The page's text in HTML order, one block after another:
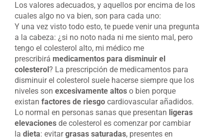
Los valores adecuados, y aquellos por encima de los
cuales algo no va bien, son para cada uno:
Y una vez visto todo esto, te puede venir una pregunta
a la cabeza: ¿si no noto nada ni me siento mal, pero
tengo el colesterol alto, mi médico me
prescribirá medicamentos para disminuir el
colesterol? La prescripción de medicamentos para
disminuir el colesterol suele hacerse siempre que los
niveles son excesivamente altos o bien porque
existan factores de riesgo cardiovascular añadidos.
Lo normal en personas sanas que presentan ligeras
elevaciones de colesterol es comenzar por cambiar
la dieta: evitargrasas saturadas, presentes en